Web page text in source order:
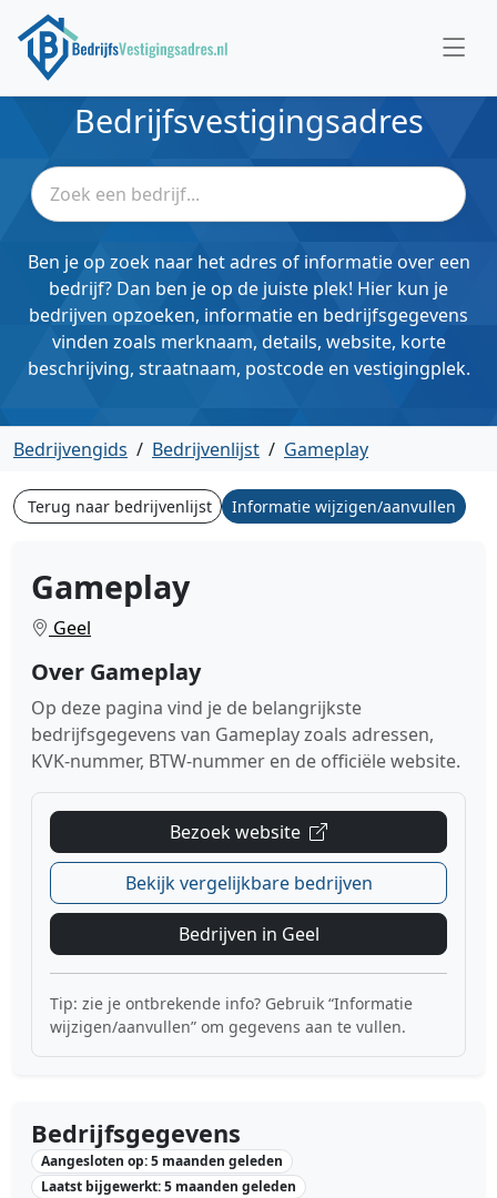
Bedrijfsvestigingsadres
Ben je op zoek naar het adres of informatie over een
bedrijf? Dan ben je op de juiste plek! Hier kun je
bedrijven opzoeken, informatie en bedrijfsgegevens
vinden zoals merknaam, details, website, korte
beschrijving, straatnaam, postcode en vestigingplek.
Bedrijvengids / Bedrijvenlijst / Gameplay
Terug naar bedrijvenlijst Informatie wijzigen/aanvullen
Gameplay
Geel
Over Gameplay
Op deze pagina vind je de belangrijkste
bedrijfsgegevens van Gameplay zoals adressen,
KVK-nummer, BTW-nummer en de officiële website.
Bezoek website
Bekijk vergelijkbare bedrijven
Bedrijven in Geel
Tip: zie je ontbrekende info? Gebruik “Informatie
wijzigen/aanvullen” om gegevens aan te vullen.
Bedrijfsgegevens
Aangesloten op: 5 maanden geleden
Laatst bijgewerkt: 5 maanden geleden